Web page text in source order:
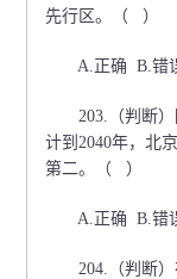
先行区。（ ）
A.正确 B.错
203.（判断）
计到2040年，北
第二。（ ）
A.正确 B.错
204.（判断）